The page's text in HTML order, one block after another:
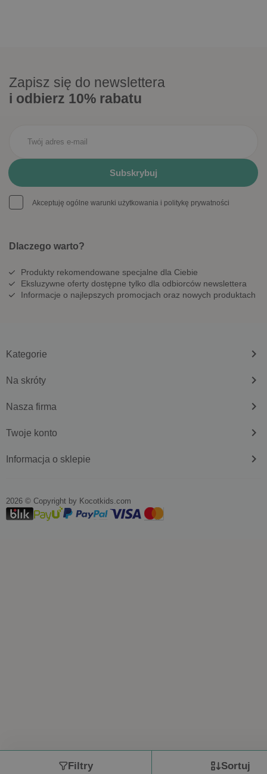
Zapisz się do newslettera
i odbierz 10% rabatu
Akceptuję ogólne warunki użytkowania i politykę prywatności
Dlaczego warto?
Produkty rekomendowane specjalne dla Ciebie
Eksluzywne oferty dostępne tylko dla odbiorców newslettera
Informacje o najlepszych promocjach oraz nowych produktach
Kategorie keyboard_arrow_right
Na skróty keyboard_arrow_right
Nasza firma keyboard_arrow_right
Twoje konto keyboard_arrow_right
Informacja o sklepie keyboard_arrow_right
2026 © Copyright by kocotkids.com
Filtry Sortuj